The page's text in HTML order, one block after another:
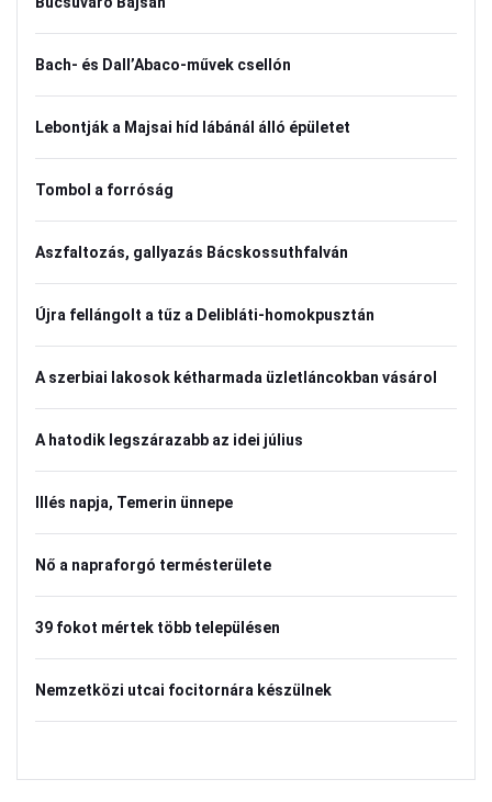
Bach- és Dall’Abaco-művek csellón
Lebontják a Majsai híd lábánál álló épületet
Tombol a forróság
Aszfaltozás, gallyazás Bácskossuthfalván
Újra fellángolt a tűz a Delibláti-homokpusztán
A szerbiai lakosok kétharmada üzletláncokban vásárol
A hatodik legszárazabb az idei július
Illés napja, Temerin ünnepe
Nő a napraforgó termésterülete
39 fokot mértek több településen
Nemzetközi utcai focitornára készülnek